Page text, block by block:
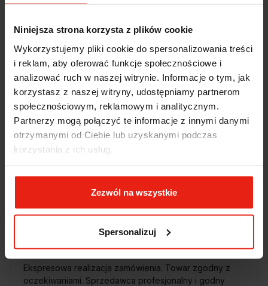
Niniejsza strona korzysta z plików cookie
Wykorzystujemy pliki cookie do spersonalizowania treści
i reklam, aby oferować funkcje społecznościowe i
analizować ruch w naszej witrynie. Informacje o tym, jak
korzystasz z naszej witryny, udostępniamy partnerom
społecznościowym, reklamowym i analitycznym.
Partnerzy mogą połączyć te informacje z innymi danymi
otrzymanymi od Ciebie lub uzyskanymi podczas
korzystania z ich usług.
Zezwól na wszystkie
Spersonalizuj
Marcin zweryfikowano
5
Polecam szybko sprawnie dobrze zapakowane
Zostałem świetnie obsłużony. Brawa dla pracowników.
wczoraj
w tym tygodniu
5
Ekspresowa realizacja zamówienia. Towar zgodny z
oczekiwaniami. Sprzedawca profesjonalny i godny